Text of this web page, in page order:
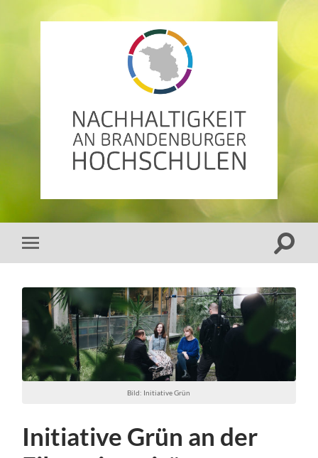
AG
Nachhaltigkeit
an
Mobile-
Menü
Bild: Initiative Grün
Initiative Grün an der